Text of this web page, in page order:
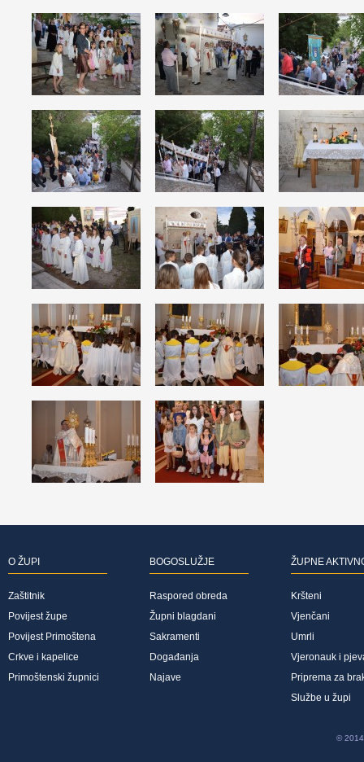
O ŽUPI
Zaštitnik
Povijest župe
Povijest Primoštena
Crkve i kapelice
Primoštenski župnici
BOGOSLUŽJE
Raspored obreda
Župni blagdani
Sakramenti
Događanja
Najave
ŽUPNE
Kršteni
Vjenčani
Umrli
Vjeronauk i
Priprema za
Službe u župi
© 2014